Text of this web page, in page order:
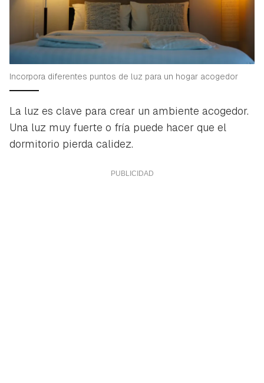
Incorpora diferentes puntos de luz para un hogar acogedor
La luz es clave para crear un ambiente acogedor.
Una luz muy fuerte o fría puede hacer que el
dormitorio pierda calidez.